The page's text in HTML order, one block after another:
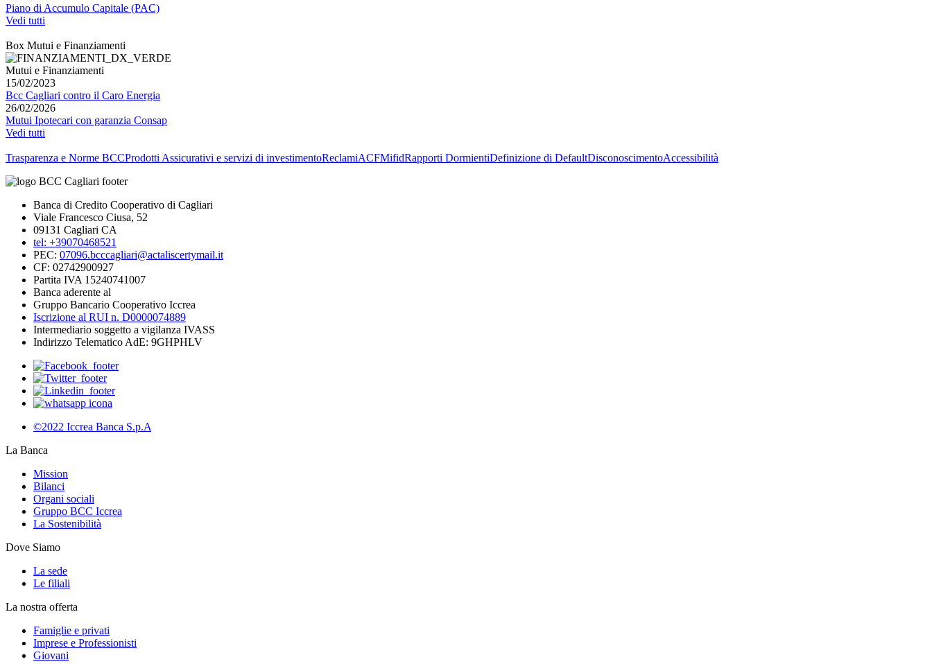
Piano di Accumulo Capitale (PAC)
Vedi tutti
Box Mutui e Finanziamenti
Mutui e Finanziamenti
15/02/2023
Bcc Cagliari contro il Caro Energia
26/02/2026
Mutui Ipotecari con garanzia Consap
Vedi tutti
Trasparenza e Norme BCCProdotti Assicurativi e servizi di investimentoReclamiACFMifidRapporti DormientiDefinizione di DefaultDisconoscimentoAccessibilità
Banca di Credito Cooperativo di Cagliari
Viale Francesco Ciusa, 52
09131 Cagliari CA
tel: +39070468521
PEC: 07096.bcccagliari@actaliscertymail.it
CF: 02742900927
Partita IVA 15240741007
Banca aderente al
Gruppo Bancario Cooperativo Iccrea
Iscrizione al RUI n. D0000074889
Intermediario soggetto a vigilanza IVASS
Indirizzo Telematico AdE: 9GHPHLV
©2022 Iccrea Banca S.p.A
La Banca
Mission
Bilanci
Organi sociali
Gruppo BCC Iccrea
La Sostenibilità
Dove Siamo
La sede
Le filiali
La nostra offerta
Famiglie e privati
Imprese e Professionisti
Giovani